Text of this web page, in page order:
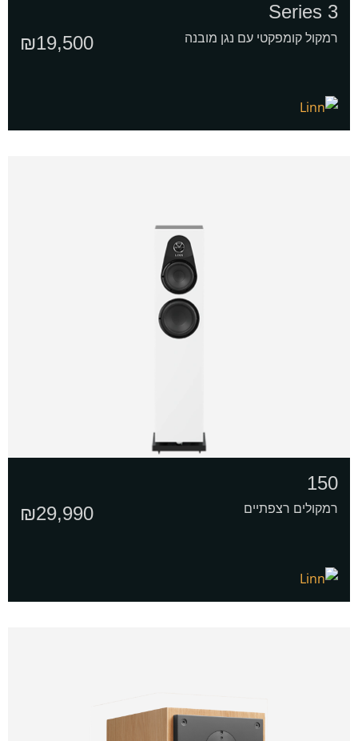
Series 3
רמקול קומפקטי עם נגן מובנה ₪19,500
150
רמקולים רצפתיים ₪29,990